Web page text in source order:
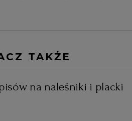
TAKŻE
na naleśniki i placki